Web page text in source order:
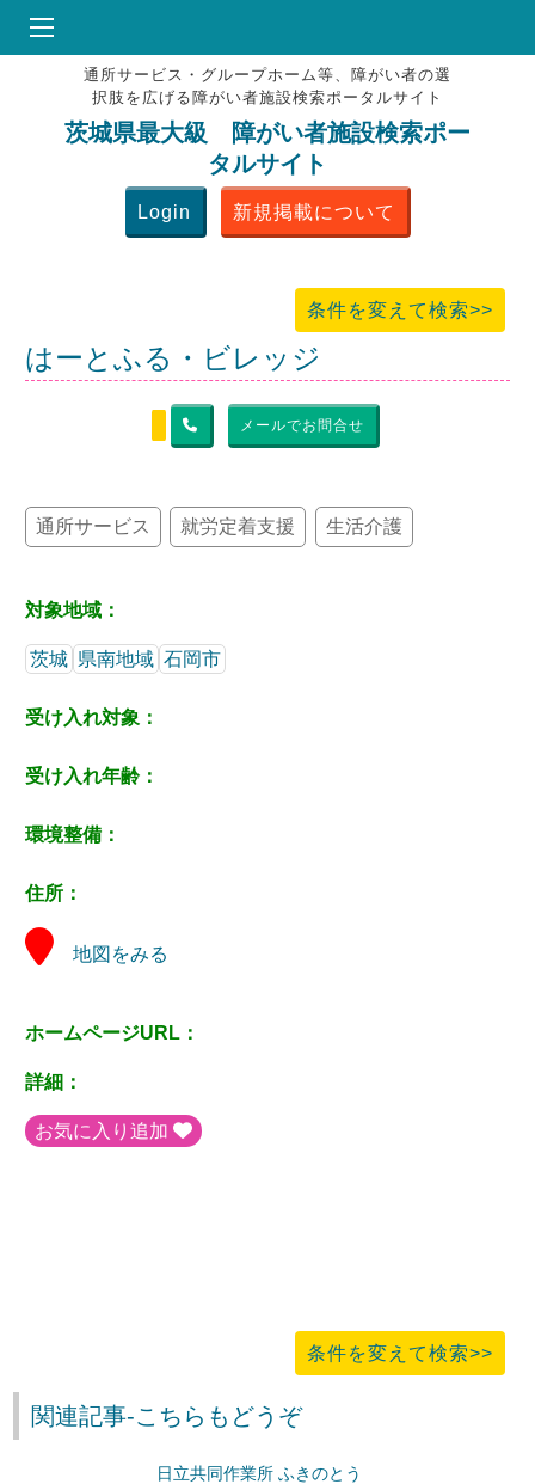
HOME
♥お気にりブックマーク
掲載会員MENU
よくある質問
通所サービス・グループホーム等、障がい者の選
択肢を広げる障がい者施設検索ポータルサイト
茨城県最大級 障がい者施設検索ポー
タルサイト
Login 新規掲載について
条件を変えて検索>>
はーとふる・ビレッジ
メールでお問合せ
通所サービス 就労定着支援 生活介護
対象地域：
茨城 県南地域 石岡市
受け入れ対象：
受け入れ年齢：
環境整備：
住所：
地図をみる
ホームページURL：
詳細：
お気に入り追加
条件を変えて検索>>
関連記事-こちらもどうぞ
日立共同作業所 ふきのとう